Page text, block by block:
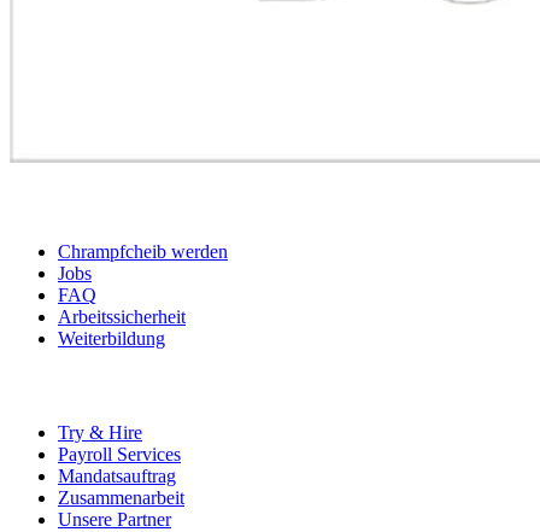
Chrampfcheib werden
Jobs
FAQ
Arbeitssicherheit
Weiterbildung
Try & Hire
Payroll Services
Mandatsauftrag
Zusammenarbeit
Unsere Partner